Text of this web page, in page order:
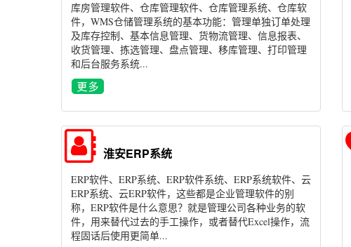
库房管理软件、仓库管理软件、仓库管理系统、仓库软
件，WMS仓储管理系统的基本功能：管理单独订单处理
及库存控制、基本信息管理、货物流管理、信息报表、
收货管理、拣选管理、盘点管理、移库管理、打印管理
和后台服务系统...
淮安ERP系统
ERP软件、ERP系统、ERP软件系统、ERP系统软件、云
ERP系统、云ERP软件，这些都是企业管理软件的别
称，ERP软件是什么意思？就是管理公司各种业务的软
件，用来替代过去的手工操作，或者替代Excel操作，流
程固话后使用更简单...